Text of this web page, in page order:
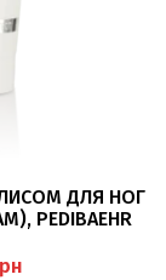
ДЛЯ НОГ
PEDIBAEHR